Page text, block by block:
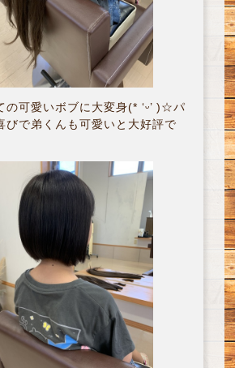
の可愛いボブに大変身(* ‘ᵕ’ )☆パ
びで弟くんも可愛いと大好評で